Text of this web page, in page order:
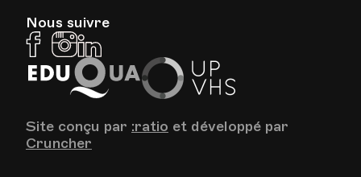
Nous suivre
FacebookInstagram
EduQua
Site conçu par :ratio et développé par
Cruncher